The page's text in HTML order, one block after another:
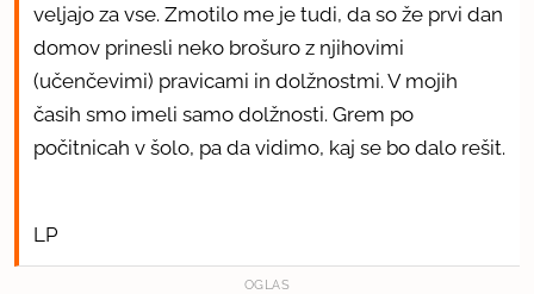
veljajo za vse. Zmotilo me je tudi, da so že prvi dan
domov prinesli neko brošuro z njihovimi
(učenčevimi) pravicami in dolžnostmi. V mojih
časih smo imeli samo dolžnosti. Grem po
počitnicah v šolo, pa da vidimo, kaj se bo dalo rešit.
LP
OGLAS